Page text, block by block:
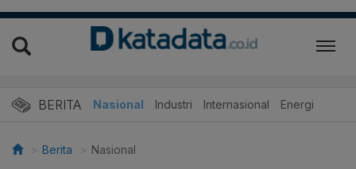
BERITA Nasional Industri Internasional Energi
Berita Nasional